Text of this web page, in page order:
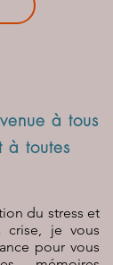
à tous
à toutes
du stress et
crise, je vous
pour vous